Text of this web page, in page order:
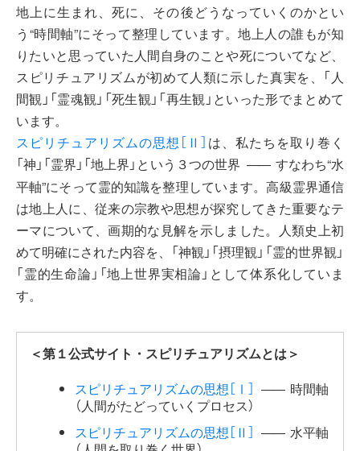
地上に生まれ、死に、その後どうなっていくのかとい
う“時間軸”にそって整理しています。地上人の誰もが知
りたいと思っていた人間自身のことや死についてなど、
スピリチュアリズムが初めて人類に示した真実を、「人
間観」「霊魂観」「死生観」「再生観」といった形でまとめて
います。
スピリチュアリズムの思想［Ⅱ］ は、私たちを取り巻く
「神」「霊界」「地上界」という３つの世界 ―― すなわち“水
平軸”にそって霊的知識を整理しています。高級霊界通信
は地上人に、従来の宗教や思想が探究してきた重要なテ
ーマについて、画期的な見解を示しました。人類史上初
めて明確にされた内容を、「神観」「摂理観」「霊的世界観」
「霊的生命論」「地上世界実相論」として体系化していま
す。
＜第１公式サイト・スピリチュアリズムとは＞
スピリチュアリズムの思想［Ⅰ］
―― 時間軸
（人間がたどっていくプロセス）
スピリチュアリズムの思想［Ⅱ］
―― 水平軸